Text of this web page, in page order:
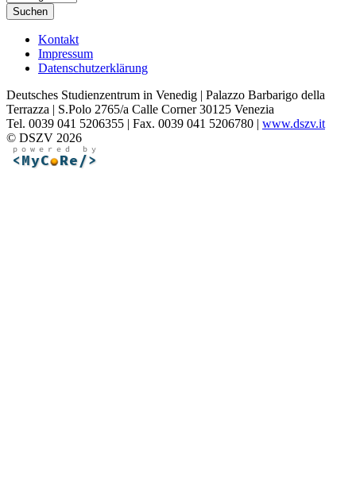
Suchen
Kontakt
Impressum
Datenschutzerklärung
Deutsches Studienzentrum in Venedig | Palazzo Barbarigo della
Terrazza | S.Polo 2765/a Calle Corner 30125 Venezia
Tel. 0039 041 5206355 | Fax. 0039 041 5206780 | www.dszv.it
© DSZV 2026